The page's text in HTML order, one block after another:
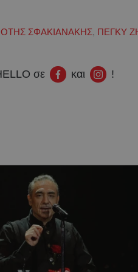
ΣΦΑΚΙΑΝΑΚΗΣ, ΠΕΓΚΥ
σε και !